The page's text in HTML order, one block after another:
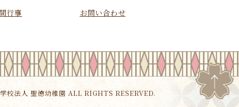
行事
お問い合わせ
校法人 聖徳幼稚園 ALL RIGHTS RESERVED.